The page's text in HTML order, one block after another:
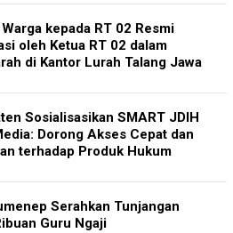
kepada RT 02 Resmi
oleh Ketua RT 02 dalam
di Kantor Lurah Talang Jawa
Sosialisasikan SMART JDIH
Dorong Akses Cepat dan
terhadap Produk Hukum
Serahkan Tunjangan
Guru Ngaji